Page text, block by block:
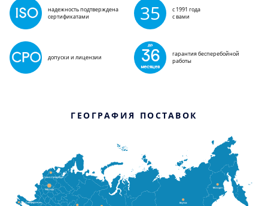
надежность подтверждена
сертификатами
35
с 1991 года
с вами
допуски и лицензии
гарантия бесперебойной
работы
ГЕОГРАФИЯ ПОСТАВОК